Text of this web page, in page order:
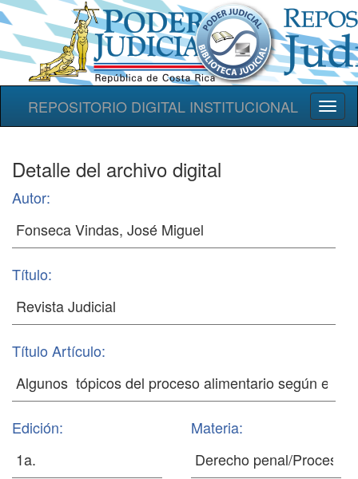
REPOSITORIO DIGITAL INSTITUCIONAL
Detalle del archivo digital
Autor:
Título:
Título Artículo:
Edición: Materia: